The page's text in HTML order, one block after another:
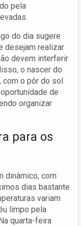
pela
do dia sugere
desejam realizar
devem interferir
o nascer do
com o pôr do sol
de
organizar
para os
dinâmico, com
dias bastante
variam
limpo pela
quarta-feira